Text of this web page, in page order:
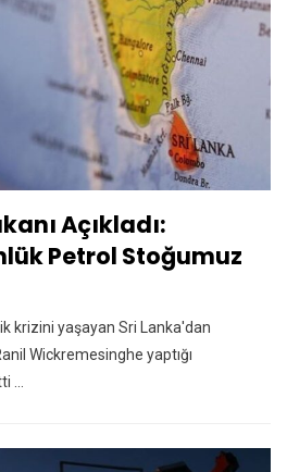
Açıkladı:
Petrol Stoğumuz
krizini yaşayan Sri Lanka'dan
Wickremesinghe yaptığı
...